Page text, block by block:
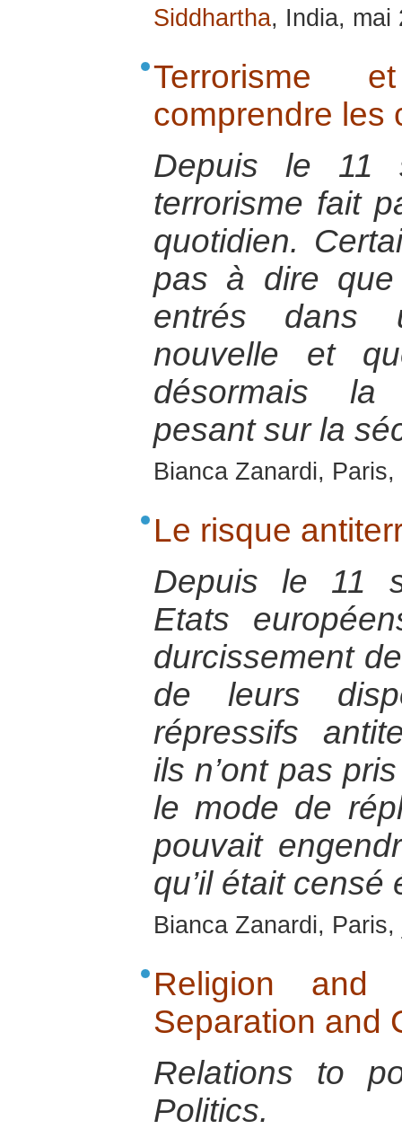
Siddhartha, India, mai
Terrorisme
comprendre les
Depuis le 11
terrorisme fait
quotidien.
pas à dire que
entrés dans
nouvelle et
désormais la
pesant sur la
Bianca Zanardi,
Le risque
Depuis le 11
Etats
durcissement
de leurs
répressifs
ils n’ont pas
le mode de
pouvait
qu’il était censé
Bianca Zanardi,
Religion and
Separation and
Relations to
Politics.